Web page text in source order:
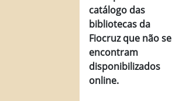
catálogo das
bibliotecas da
Fiocruz que não se
encontram
disponibilizados
online.